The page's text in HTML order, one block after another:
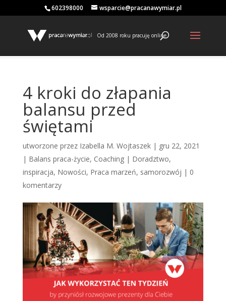
602398000 wsparcie@pracanawymiar.pl
Od 2008 roku pracuję online
4 kroki do złapania
balansu przed
świętami
utworzone przez Izabella M. Wojtaszek| gru 22, 2021
| Balans praca-życie, Coaching | Doradztwo,
inspiracja, Nowości, Praca marzeń, samorozwój | 0
komentarzy